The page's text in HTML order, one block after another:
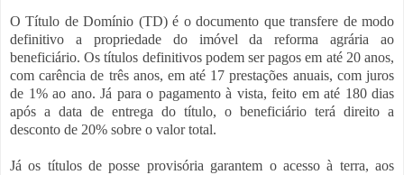
O Título de Domínio (TD) é o documento que transfere de modo
definitivo a propriedade do imóvel da reforma agrária ao
beneficiário. Os títulos definitivos podem ser pagos em até 20 anos,
com carência de três anos, em até 17 prestações anuais, com juros
de 1% ao ano. Já para o pagamento à vista, feito em até 180 dias
após a data de entrega do título, o beneficiário terá direito a
desconto de 20% sobre o valor total.
Já os títulos de posse provisória garantem o acesso à terra, aos